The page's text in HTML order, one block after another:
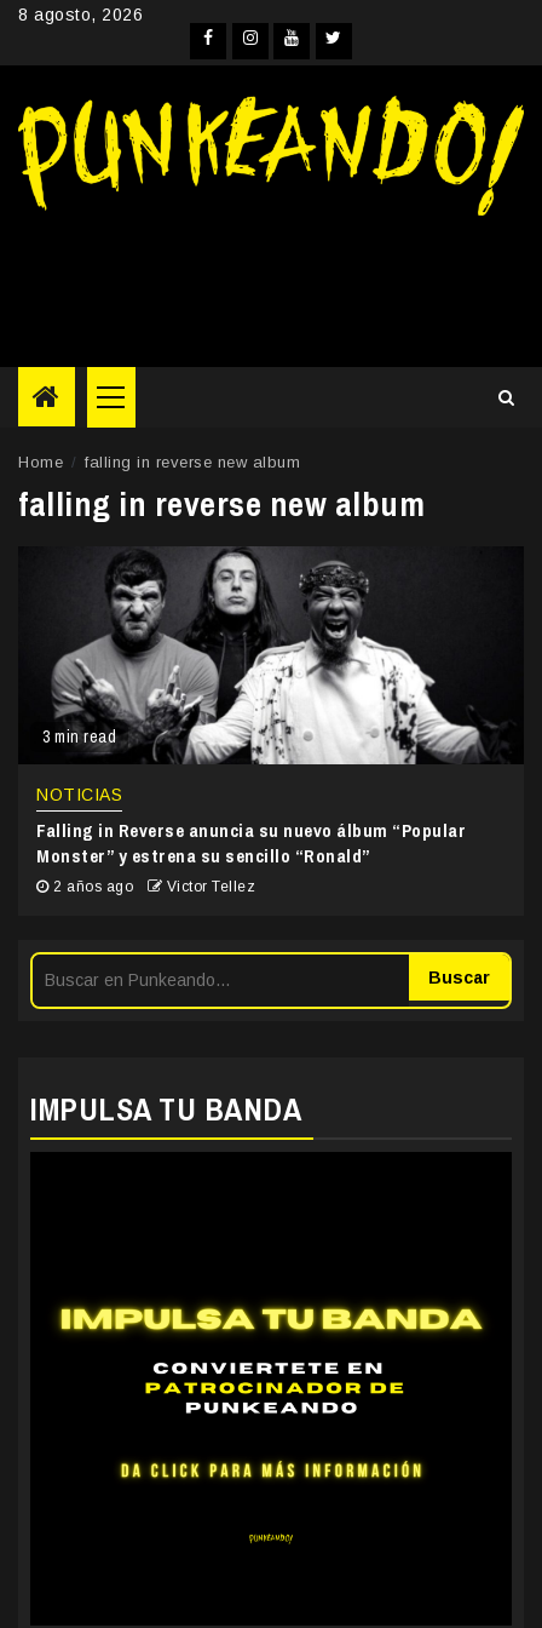
Skip8 agosto, 2026
Facebook
Instagram
YouTubeTwitter
Primary
Menu
Home falling in reverse new album
falling in reverse new album
3 min read
NOTICIAS
Falling in Reverse anuncia su nuevo álbum “Popular
Monster” y estrena su sencillo “Ronald”
2 años ago Victor Tellez
Buscar
IMPULSA TU BANDA